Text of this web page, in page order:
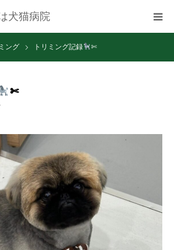
犬猫病院
ング トリミング記録 ✄
✄